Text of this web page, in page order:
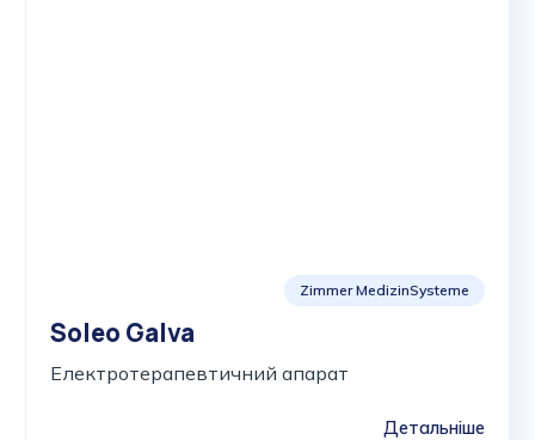
Zimmer MedizinSysteme
Soleo Galva
Електротерапевтичний апарат
Детальніше